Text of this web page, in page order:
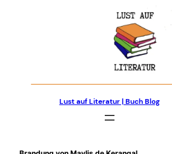
Lust auf Literatur | Buch Blog